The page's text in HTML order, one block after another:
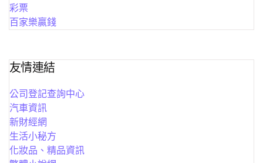
彩票
百家樂贏錢
友情連結
公司登記查詢中心
汽車資訊
新財經網
生活小秘方
化妝品、精品資訊